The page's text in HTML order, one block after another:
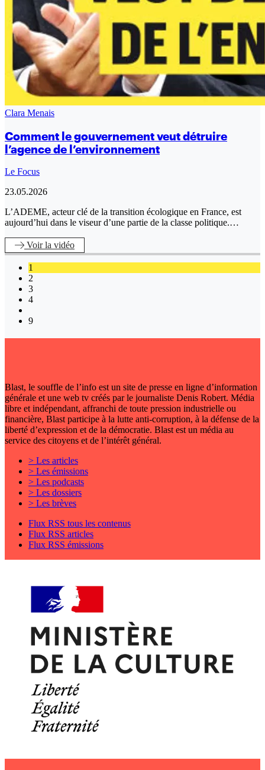
Clara Menais
Comment le gouvernement veut détruire
l’agence de l’environnement
Le Focus
23.05.2026
L’ADEME, acteur clé de la transition écologique en France, est
aujourd’hui dans le viseur d’une partie de la classe politique.…
Voirla vidéo
1
2
3
4
9
Blast, le souffle de l’info est un site de presse en ligne d’information
générale et une web tv créés par le journaliste Denis Robert. Média
libre et indépendant, affranchi de toute pression industrielle ou
financière, Blast participe à la lutte anti-corruption, à la défense de la
liberté d’expression et de la démocratie. Blast est un média au
service des citoyens et de l’intérêt général.
> Les articles
> Les émissions
> Les podcasts
> Les dossiers
> Les brèves
Flux RSS tous les contenus
Flux RSS articles
Flux RSS émissions